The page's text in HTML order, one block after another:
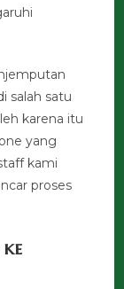
salah satu
karena itu
yang
kami
proses